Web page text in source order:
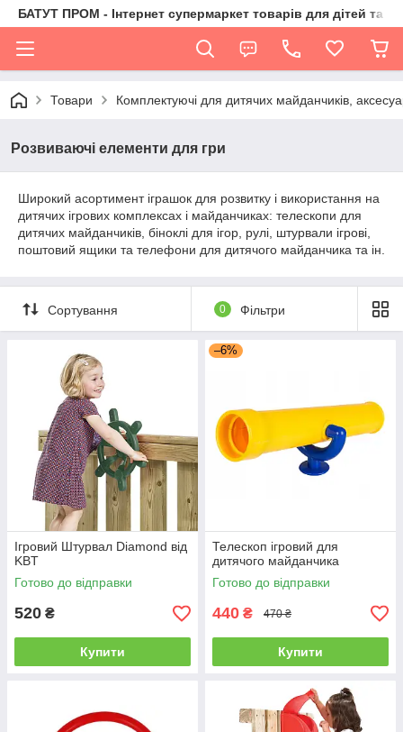
БАТУТ ПРОМ - Інтернет супермаркет товарів для дітей та їх
Товари Комплектуючі для дитячих майданчиків,
Розвиваючі елементи для гри
Широкий асортимент іграшок для розвитку і використання на
дитячих ігрових комплексах і майданчиках: телескопи для
дитячих майданчиків, біноклі для ігор, рулі, штурвали ігрові,
поштовий ящики та телефони для дитячого майданчика та ін.
Сортування 0 Фільтри
Ігровий Штурвал Diamond від
KBT
Готово до відправки
520 ₴
Купити
–6%
Телескоп ігровий для
дитячого майданчика
Готово до відправки
440 ₴ 470 ₴
Купити